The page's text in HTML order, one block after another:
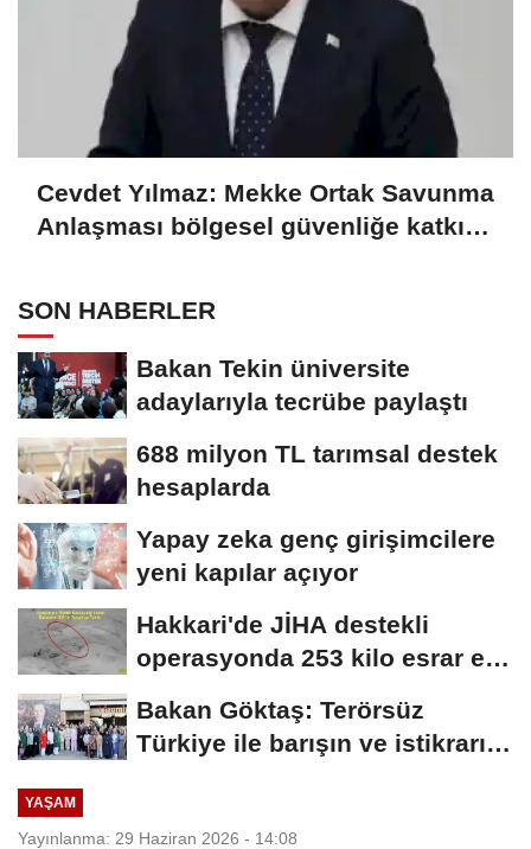
Cevdet Yılmaz: Mekke Ortak Savunma
Anlaşması bölgesel güvenliğe katkı
SON HABERLER
Bakan Tekin üniversite
adaylarıyla tecrübe paylaştı
688 milyon TL tarımsal destek
hesaplarda
Yapay zeka genç girişimcilere
yeni kapılar açıyor
Hakkari'de JİHA destekli
operasyonda 253 kilo esrar ele
Bakan Göktaş: Terörsüz
Türkiye ile barışın ve istikrarın
YAŞAM
Yayınlanma: 29 Haziran 2026 - 14:08